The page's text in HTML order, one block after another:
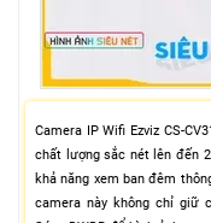
Camera IP Wifi Ezviz CS-
chất lượng sắc nét lên đến
khả năng xem ban đêm
camera này không chỉ giữ